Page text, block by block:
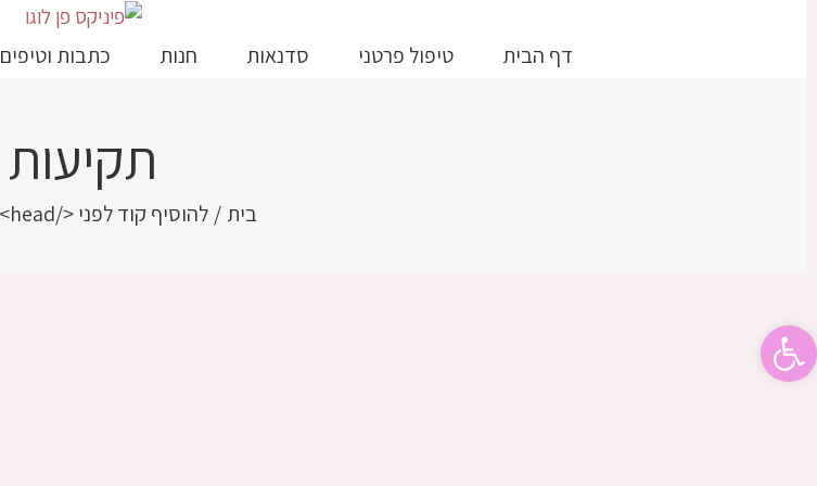
פתח סרגל נגישות
דף הבית טיפול פרטני סדנאות חנות כתבות וטיפים
תקיעות
בית / להוסיף קוד לפני </head> תג.